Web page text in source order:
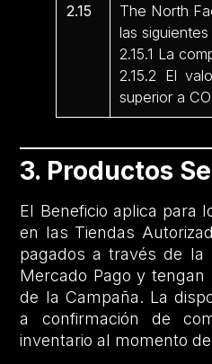
2.15
The North
las
2.15.1 La
2.15.2 El
superior a
3. Productos
El Beneficio aplica para
en las Tiendas
pagados a través de la
Mercado Pago y tengan
de la Campaña. La
a confirmación de
inventario al momento